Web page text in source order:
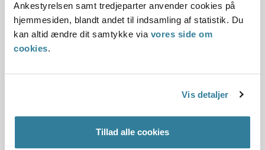
Ankestyrelsen samt tredjeparter anvender cookies på
hjemmesiden, blandt andet til indsamling af statistik. Du
kan altid ændre dit samtykke via vores side om
cookies.
Vis detaljer
Tillad alle cookies
Ved meget svære tilfælde af autoimmune sygdomme og
ved organtransplantation nedsættes antistofdannelsen ved
at kombinere prednisolon med et eller eventuelt to
cytostatisk virkende stoffer. Igangværende
prognosen forbundne usikkerhed samt den omstændighed,